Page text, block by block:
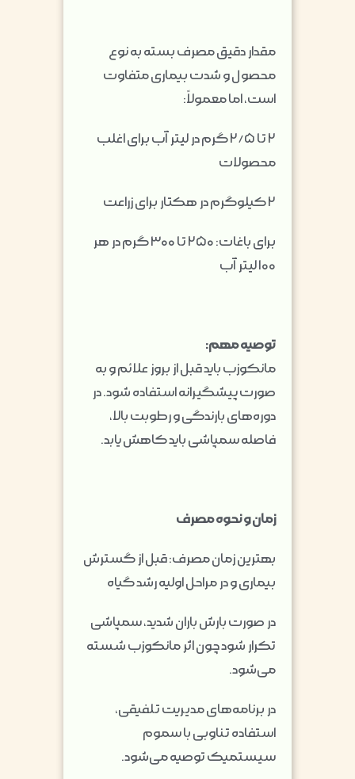
مقدار دقیق مصرف بسته به نوع
محصول و شدت بیماری متفاوت
است، اما معمولاً:
۲ تا ۲/۵ گرم در لیتر آب برای اغلب
محصولات
۲ کیلوگرم در هکتار برای زراعت
برای باغات: ۲۵۰ تا ۳۰۰ گرم در هر
۱۰۰ لیتر آب
توصیه مهم:
مانکوزب باید قبل از بروز علائم و به
صورت پیشگیرانه استفاده شود. در
دوره‌های بارندگی و رطوبت بالا،
فاصله سمپاشی باید کاهش یابد.
زمان و نحوه مصرف
بهترین زمان مصرف: قبل از گسترش
بیماری و در مراحل اولیه رشد گیاه
در صورت بارش باران شدید، سمپاشی
تکرار شود چون اثر مانکوزب شسته
می‌شود.
در برنامه‌های مدیریت تلفیقی،
استفاده تناوبی با سموم
سیستمیک توصیه می‌شود.